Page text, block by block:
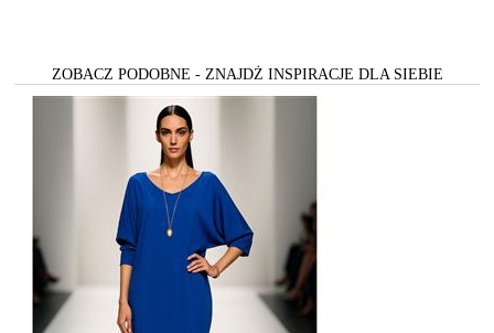
ZOBACZ PODOBNE - ZNAJDŻ INSPIRACJE DLA SIEBIE